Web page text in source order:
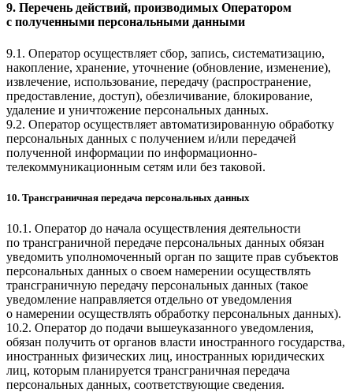
9. Перечень действий, производимых Оператором
с полученными персональными данными
9.1. Оператор осуществляет сбор, запись, систематизацию,
накопление, хранение, уточнение (обновление, изменение),
извлечение, использование, передачу (распространение,
предоставление, доступ), обезличивание, блокирование,
удаление и уничтожение персональных данных.
9.2. Оператор осуществляет автоматизированную обработку
персональных данных с получением и/или передачей
полученной информации по информационно-
телекоммуникационным сетям или без таковой.
10. Трансграничная передача персональных данных
10.1. Оператор до начала осуществления деятельности
по трансграничной передаче персональных данных обязан
уведомить уполномоченный орган по защите прав субъектов
персональных данных о своем намерении осуществлять
трансграничную передачу персональных данных (такое
уведомление направляется отдельно от уведомления
о намерении осуществлять обработку персональных данных).
10.2. Оператор до подачи вышеуказанного уведомления,
обязан получить от органов власти иностранного государства,
иностранных физических лиц, иностранных юридических
лиц, которым планируется трансграничная передача
персональных данных, соответствующие сведения.